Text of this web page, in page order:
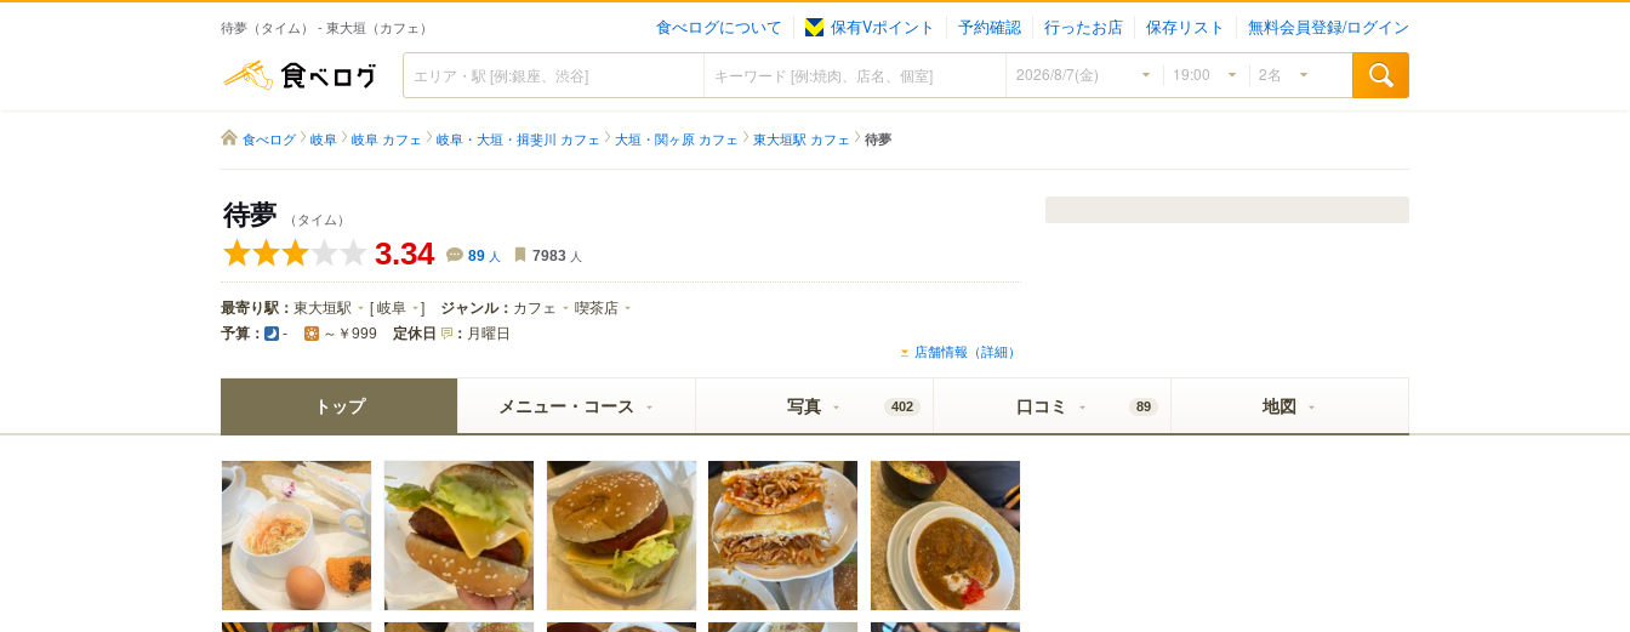
待夢（タイム） - 東大垣（カフェ） 食べログについて 保有Vポイント 予約確認 行ったお店 保存リスト 無料会員登録/ログイン
食べログ
食べログ 岐阜 岐阜 カフェ 岐阜・大垣・揖斐川 カフェ 大垣・関ヶ原 カフェ 東大垣駅 カフェ 待夢
待夢 （タイム）
3.34 89 人 7983 人
最寄り駅： 東大垣駅 [岐阜 ] ジャンル： カフェ 喫茶店
予算： - ～￥999 定休日 ： 月曜日
店舗情報（詳細）
トップ メニュー・コース 写真 402 口コミ 89 地図